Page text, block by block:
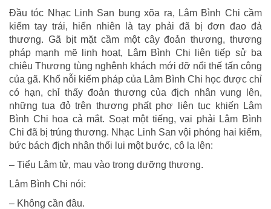
Đầu tóc Nhạc Linh San bung xõa ra, Lâm Bình Chi cầm
kiếm tay trái, hiển nhiên là tay phải đã bị đơn đao đả
thương. Gã bịt mặt cầm một cây đoản thương, thương
pháp mạnh mẽ linh hoạt, Lâm Bình Chi liên tiếp sử ba
chiêu Thương tùng nghênh khách mới đỡ nổi thế tấn công
của gã. Khổ nỗi kiếm pháp của Lâm Bình Chi học được chỉ
có hạn, chỉ thấy đoản thương của địch nhân vung lên,
những tua đỏ trên thương phất phơ liên tục khiến Lâm
Bình Chi hoa cả mắt. Soạt một tiếng, vai phải Lâm Bình
Chi đã bị trúng thương. Nhạc Linh San vội phóng hai kiếm,
bức bách địch nhân thối lui một bước, cô la lên:
– Tiểu Lâm tử, mau vào trong dưỡng thương.
Lâm Bình Chi nói:
– Không cần đâu.